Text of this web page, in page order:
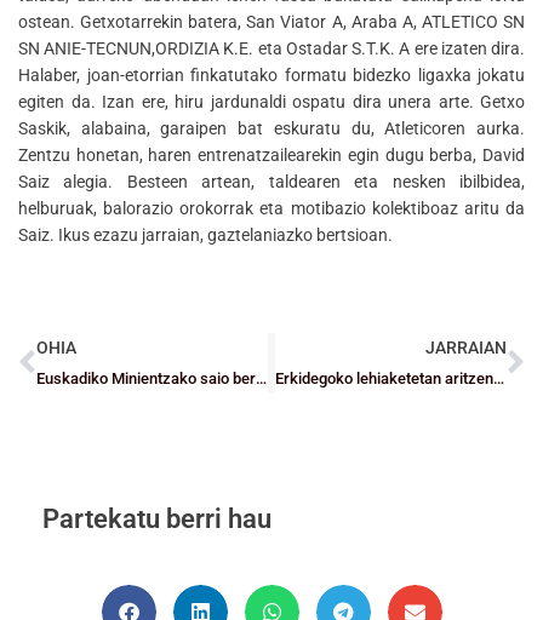
ostean. Getxotarrekin batera, San Viator A, Araba A, ATLETICO SN
SN ANIE-TECNUN,ORDIZIA K.E. eta Ostadar S.T.K. A ere izaten dira.
Halaber, joan-etorrian finkatutako formatu bidezko ligaxka jokatu
egiten da. Izan ere, hiru jardunaldi ospatu dira unera arte. Getxo
Saskik, alabaina, garaipen bat eskuratu du, Atleticoren aurka.
Zentzu honetan, haren entrenatzailearekin egin dugu berba, David
Saiz alegia. Besteen artean, taldearen eta nesken ibilbidea,
helburuak, balorazio orokorrak eta motibazio kolektiboaz aritu da
Saiz. Ikus ezazu jarraian, gaztelaniazko bertsioan.
OHIA
Euskadiko Minientzako saio berri bat Espainako autonomia-selekzioen txapelketa prestatzeko
JARRAIAN
Erkidegoko lehiaketetan aritzen diren bizkaitar senior taldeen jardunaldiaren laburpena (otsailak 13-14)
Partekatu berri hau